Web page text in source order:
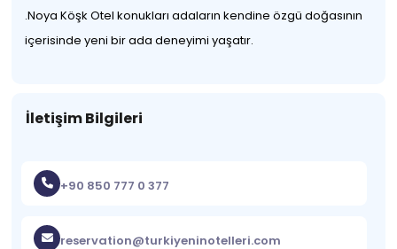
.Noya Köşk Otel konukları adaların kendine özgü doğasının
içerisinde yeni bir ada deneyimi yaşatır.
İletişim Bilgileri
+90 850 777 0 377
reservation@turkiyeninotelleri.com